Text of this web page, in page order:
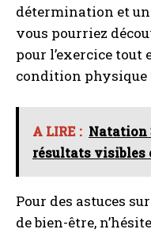
I
I've read and accept
détermination et
vous pourriez
pour l’exercice
condition physique
A LIRE : Natation
résultats visibles
Pour des astuces
de bien-être,